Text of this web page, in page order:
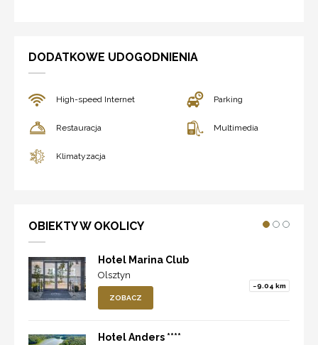
DODATKOWE UDOGODNIENIA
High-speed Internet Parking
Restauracja Multimedia
Klimatyzacja
OBIEKTY W OKOLICY
Hotel Marina Club
Olsztyn
~9.04 km
ZOBACZ
Hotel Anders ****